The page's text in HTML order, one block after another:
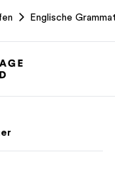
Englische